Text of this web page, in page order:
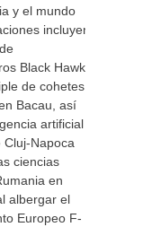
y el mundo
incluyen
Black Hawk y
de cohetes
Bacau, así
artificial
Napoca
ciencias
en
albergar el
Europeo F-